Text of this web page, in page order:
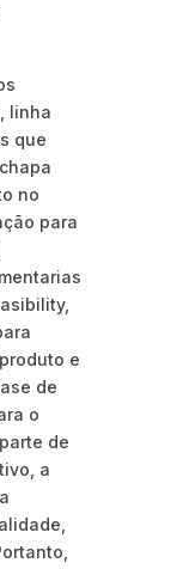
linha
que
no
para
e
de
o
de
a